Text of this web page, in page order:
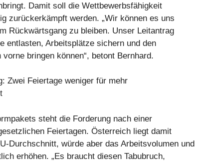
Damit soll die Wettbewerbsfähigkeit
zurückerkämpft werden. „Wir können es uns
Rückwärtsgang zu bleiben. Unser Leitantrag
entlasten, Arbeitsplätze sichern und den
bringen können“, betont Bernhard.
Zwei Feiertage weniger für mehr
steht die Forderung nach einer
Feiertagen. Österreich liegt damit
Durchschnitt, würde aber das Arbeitsvolumen und
erhöhen. „Es braucht diesen Tabubruch,